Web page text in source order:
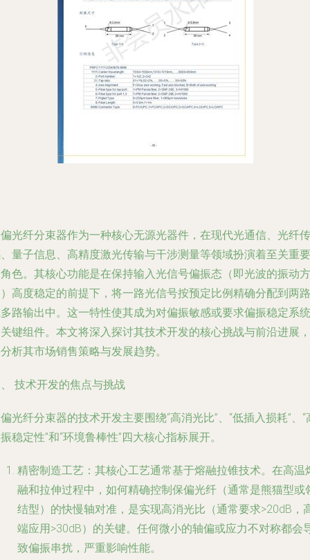
光纤分束器作为一种核心无源光器件，在现代光通信、光纤传
量子信息、高精度激光传输与干涉测量等领域扮演着至关重要
色。其核心功能是在保持输入光信号偏振态（即光波的振动方
高度稳定的前提下，将一路光信号按预定比例精确分配到两路
路输出中。这一特性使其成为对偏振敏感或要求偏振稳定系统
键组件。本文将深入探讨其技术开发的核心挑战与前沿进展，
析其市场销售策略与发展趋势。
技术开发的焦点与挑战
光纤分束器的技术开发主要围绕“高消光比”、“低插入损耗”、“
稳定性”和“环境鲁棒性”四大核心指标展开。
精密制造工艺 ：其核心工艺通常基于熔融拉锥技术。在高温
融和拉伸过程中，如何精确控制保偏光纤（通常是熊猫型或
结型）的快慢轴对准，是实现高消光比（通常要求>20dB，
端应用>30dB）的关键。任何微小的轴偏或应力不对称都会
致偏振串扰，严重影响性能。